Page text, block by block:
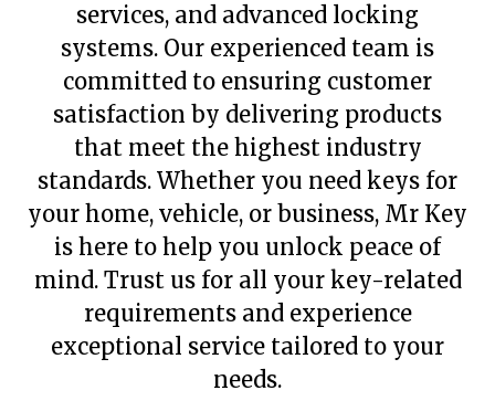
services, and advanced locking
systems. Our experienced team is
committed to ensuring customer
satisfaction by delivering products
that meet the highest industry
standards. Whether you need keys for
your home, vehicle, or business, Mr Key
is here to help you unlock peace of
mind. Trust us for all your key-related
requirements and experience
exceptional service tailored to your
needs.